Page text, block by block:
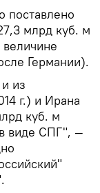
поставлено
млрд куб. м
Германии).
из
г.) и Ирана
куб. м
в виде СПГ", —